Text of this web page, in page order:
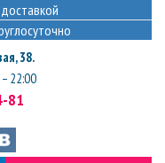
38.
22:00
81